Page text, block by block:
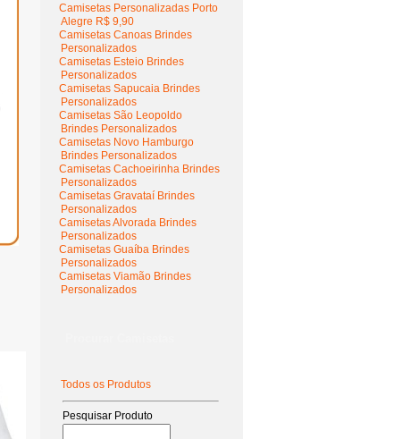
Camisetas Personalizadas Porto
Alegre R$ 9,90
Camisetas Canoas Brindes
Personalizados
Camisetas Esteio Brindes
Personalizados
Camisetas Sapucaia Brindes
Personalizados
Camisetas São Leopoldo
Brindes Personalizados
Camisetas Novo Hamburgo
Brindes Personalizados
Camisetas Cachoeirinha Brindes
Personalizados
Camisetas Gravataí Brindes
Personalizados
Camisetas Alvorada Brindes
Personalizados
Camisetas Guaíba Brindes
Personalizados
Camisetas Viamão Brindes
Personalizados
Todos os Produtos
Pesquisar Produto